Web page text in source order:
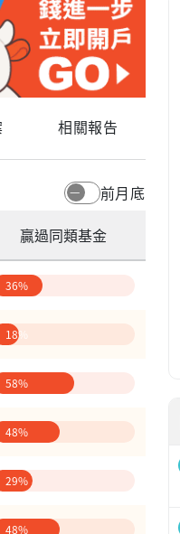
相關報告
前月底
贏過同類基金
36%
18%
58%
48%
29%
48%